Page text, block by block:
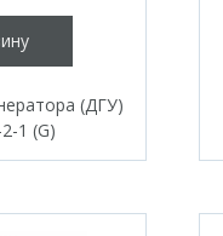
(ДГУ)
1 (G)